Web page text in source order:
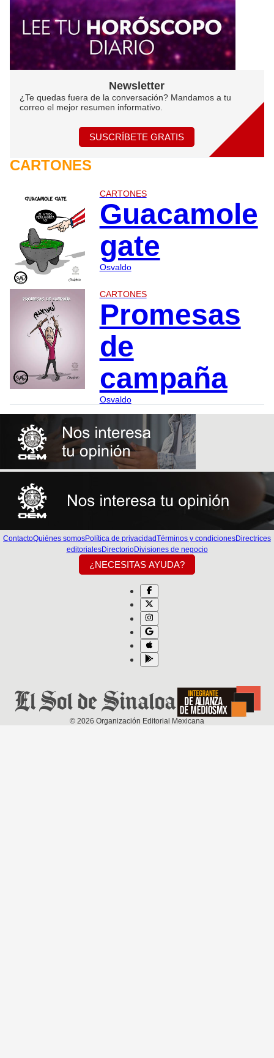
Newsletter
¿Te quedas fuera de la conversación? Mandamos a tu
correo el mejor resumen informativo.
SUSCRÍBETE GRATIS
CARTONES
CARTONES
Guacamole
gate
Osvaldo
CARTONES
Promesas
de
campaña
Osvaldo
ContactoQuiénes somosPolítica de privacidadTérminos y condicionesDirectrices
editorialesDirectorioDivisiones de negocio
¿NECESITAS AYUDA?
© 2026 Organización Editorial Mexicana